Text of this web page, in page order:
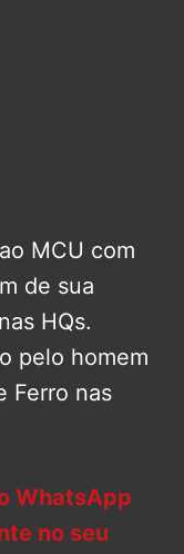
MCU com
de sua
HQs.
pelo homem
Ferro nas
WhatsApp
no seu